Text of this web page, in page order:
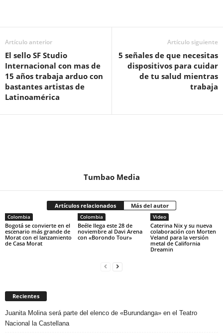
Artículo anterior
El sello SF Studio
Internacional con mas de
15 años trabaja arduo con
bastantes artistas de
Latinoamérica
Artículo siguiente
5 señales de que necesitas
dispositivos para cuidar
de tu salud mientras
trabaja
Tumbao Media
Artículos relacionados Más del autor
Colombia
Bogotá se convierte en el
escenario más grande de
Morat con el lanzamiento
de Casa Morat
Colombia
Beéle llega este 28 de
noviembre al Davi Arena
con «Borondo Tour»
Video
Caterina Nix y su nueva
colaboración con Morten
Veland para la versión
metal de California
Dreamin
Recientes
Juanita Molina será parte del elenco de «Burundanga» en el Teatro
Nacional la Castellana